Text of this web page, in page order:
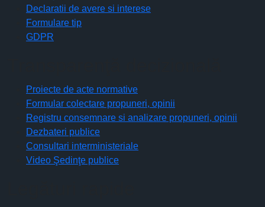
Declaratii de avere si interese
Formulare tip
GDPR
Proiecte de acte normative
Formular colectare propuneri, opinii
Registru consemnare si analizare propuneri, opinii
Dezbateri publice
Consultari interministeriale
Video Şedinţe publice